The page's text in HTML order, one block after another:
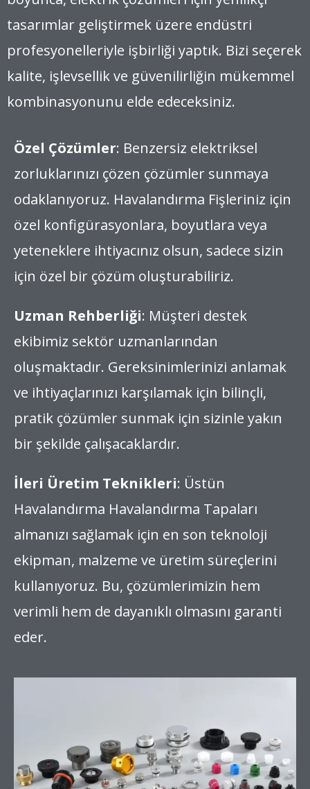
tasarımlar geliştirmek üzere endüstri
profesyonelleriyle işbirliği yaptık. Bizi seçerek
kalite, işlevsellik ve güvenilirliğin mükemmel
kombinasyonunu elde edeceksiniz.
Özel Çözümler: Benzersiz elektriksel
zorluklarınızı çözen çözümler sunmaya
odaklanıyoruz. Havalandırma Fişleriniz için
özel konfigürasyonlara, boyutlara veya
yeteneklere ihtiyacınız olsun, sadece sizin
için özel bir çözüm oluşturabiliriz.
Uzman Rehberliği: Müşteri destek
ekibimiz sektör uzmanlarından
oluşmaktadır. Gereksinimlerinizi anlamak
ve ihtiyaçlarınızı karşılamak için bilinçli,
pratik çözümler sunmak için sizinle yakın
bir şekilde çalışacaklardır.
İleri Üretim Teknikleri: Üstün
Havalandırma Havalandırma Tapaları
almanızı sağlamak için en son teknoloji
ekipman, malzeme ve üretim süreçlerini
kullanıyoruz. Bu, çözümlerimizin hem
verimli hem de dayanıklı olmasını garanti
eder.